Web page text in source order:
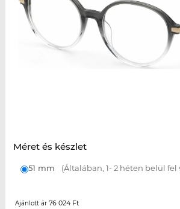
Méret és készlet
51 mm (Általában, 1- 2 héten belül fel
Ajánlott ár 76 024 Ft